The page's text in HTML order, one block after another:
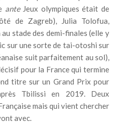
anteJeux olympiques était de
de Zagreb), Julia Tolofua,
stade des demi-finales (elle y
sur une sorte de tai-otoshi sur
suit parfaitement au sol),
pour la France qui termine
titre sur un Grand Prix pour
Tbilissi en 2019. Deux
mais qui vient chercher
avec.